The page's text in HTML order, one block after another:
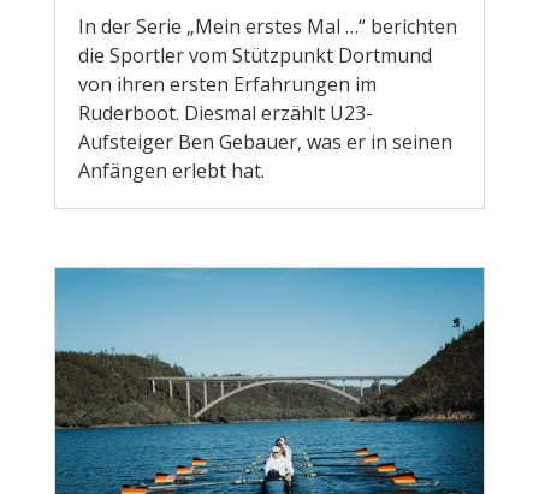
In der Serie „Mein erstes Mal …“ berichten
die Sportler vom Stützpunkt Dortmund
von ihren ersten Erfahrungen im
Ruderboot. Diesmal erzählt U23-
Aufsteiger Ben Gebauer, was er in seinen
Anfängen erlebt hat.